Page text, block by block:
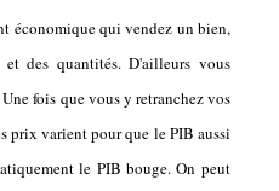
économique qui vendez un bien,
des quantités. D'ailleurs vous
fois que vous y retranchez vos
prix varient pour que le PIB aussi
le PIB bouge. On peut